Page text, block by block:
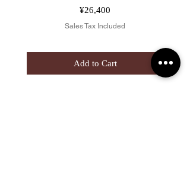
Price
¥26,400
Sales Tax Included
Add to Cart